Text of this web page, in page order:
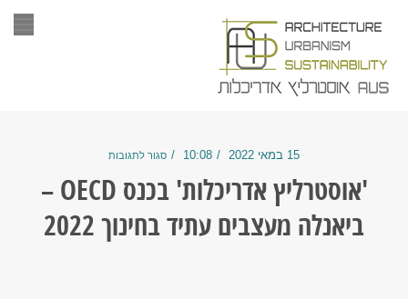
10:08 סגור לתגובות
'אוסטרליץ אדריכלות' בכנס OECD –
מעצבים עתיד בחינוך 2022